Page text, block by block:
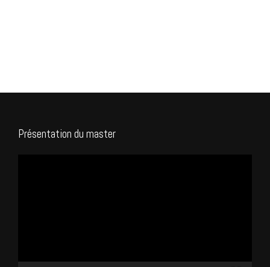
Présentation du master